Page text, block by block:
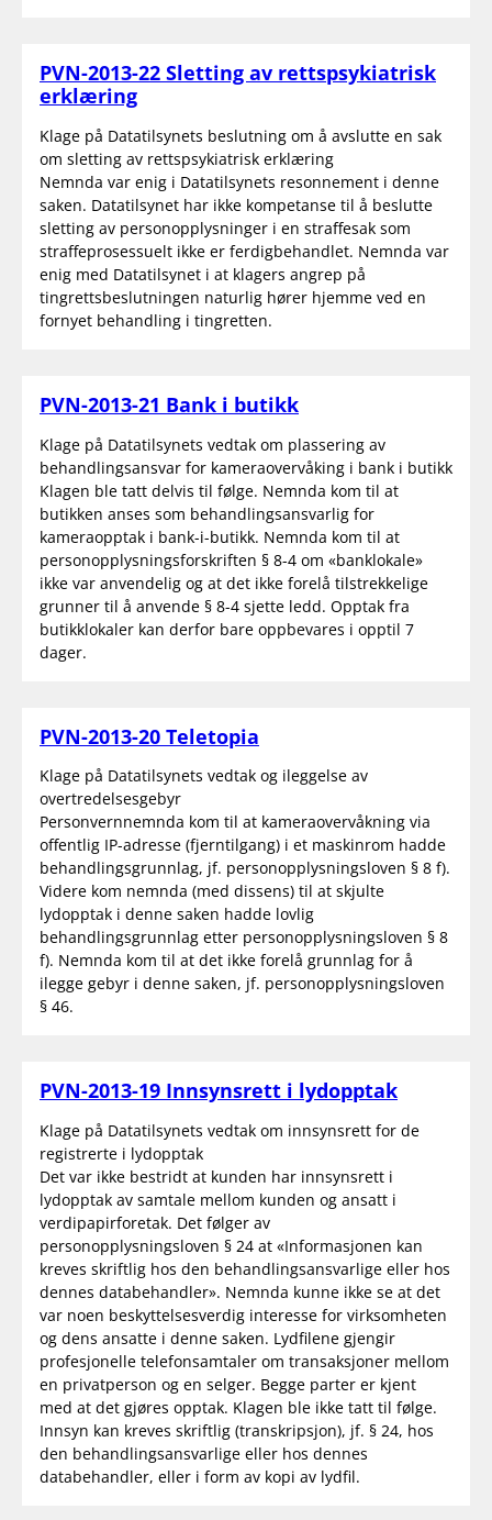
PVN-2013-22 Sletting av rettspsykiatrisk
erklæring
Klage på Datatilsynets beslutning om å avslutte en sak
om sletting av rettspsykiatrisk erklæring
Nemnda var enig i Datatilsynets resonnement i denne
saken. Datatilsynet har ikke kompetanse til å beslutte
sletting av personopplysninger i en straffesak som
straffeprosessuelt ikke er ferdigbehandlet. Nemnda var
enig med Datatilsynet i at klagers angrep på
tingrettsbeslutningen naturlig hører hjemme ved en
fornyet behandling i tingretten.
PVN-2013-21 Bank i butikk
Klage på Datatilsynets vedtak om plassering av
behandlingsansvar for kameraovervåking i bank i butikk
Klagen ble tatt delvis til følge. Nemnda kom til at
butikken anses som behandlingsansvarlig for
kameraopptak i bank-i-butikk. Nemnda kom til at
personopplysningsforskriften § 8-4 om «banklokale»
ikke var anvendelig og at det ikke forelå tilstrekkelige
grunner til å anvende § 8-4 sjette ledd. Opptak fra
butikklokaler kan derfor bare oppbevares i opptil 7
dager.
PVN-2013-20 Teletopia
Klage på Datatilsynets vedtak og ileggelse av
overtredelsesgebyr
Personvernnemnda kom til at kameraovervåkning via
offentlig IP-adresse (fjerntilgang) i et maskinrom hadde
behandlingsgrunnlag, jf. personopplysningsloven § 8 f).
Videre kom nemnda (med dissens) til at skjulte
lydopptak i denne saken hadde lovlig
behandlingsgrunnlag etter personopplysningsloven § 8
f). Nemnda kom til at det ikke forelå grunnlag for å
ilegge gebyr i denne saken, jf. personopplysningsloven
§ 46.
PVN-2013-19 Innsynsrett i lydopptak
Klage på Datatilsynets vedtak om innsynsrett for de
registrerte i lydopptak
Det var ikke bestridt at kunden har innsynsrett i
lydopptak av samtale mellom kunden og ansatt i
verdipapirforetak. Det følger av
personopplysningsloven § 24 at «Informasjonen kan
kreves skriftlig hos den behandlingsansvarlige eller hos
dennes databehandler». Nemnda kunne ikke se at det
var noen beskyttelsesverdig interesse for virksomheten
og dens ansatte i denne saken. Lydfilene gjengir
profesjonelle telefonsamtaler om transaksjoner mellom
en privatperson og en selger. Begge parter er kjent
med at det gjøres opptak. Klagen ble ikke tatt til følge.
Innsyn kan kreves skriftlig (transkripsjon), jf. § 24, hos
den behandlingsansvarlige eller hos dennes
databehandler, eller i form av kopi av lydfil.